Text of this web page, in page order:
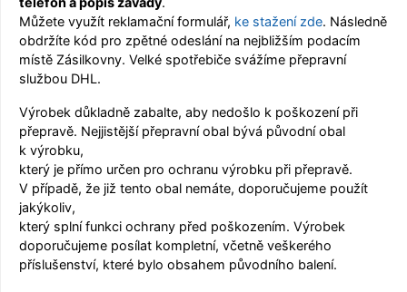
Můžete využít reklamační formulář, ke stažení zde. Následně
obdržíte kód pro zpětné odeslání na nejbližším podacím
místě Zásilkovny. Velké spotřebiče svážíme přepravní
službou DHL.
Výrobek důkladně zabalte, aby nedošlo k poškození při
přepravě. Nejjistější přepravní obal bývá původní obal
k výrobku,
který je přímo určen pro ochranu výrobku při přepravě.
V případě, že již tento obal nemáte, doporučujeme použít
jakýkoliv,
který splní funkci ochrany před poškozením. Výrobek
doporučujeme posílat kompletní, včetně veškerého
příslušenství, které bylo obsahem původního balení.